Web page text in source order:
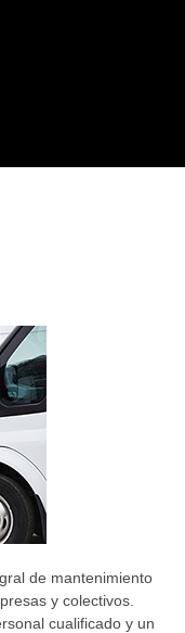
de mantenimiento
y colectivos.
cualificado y un